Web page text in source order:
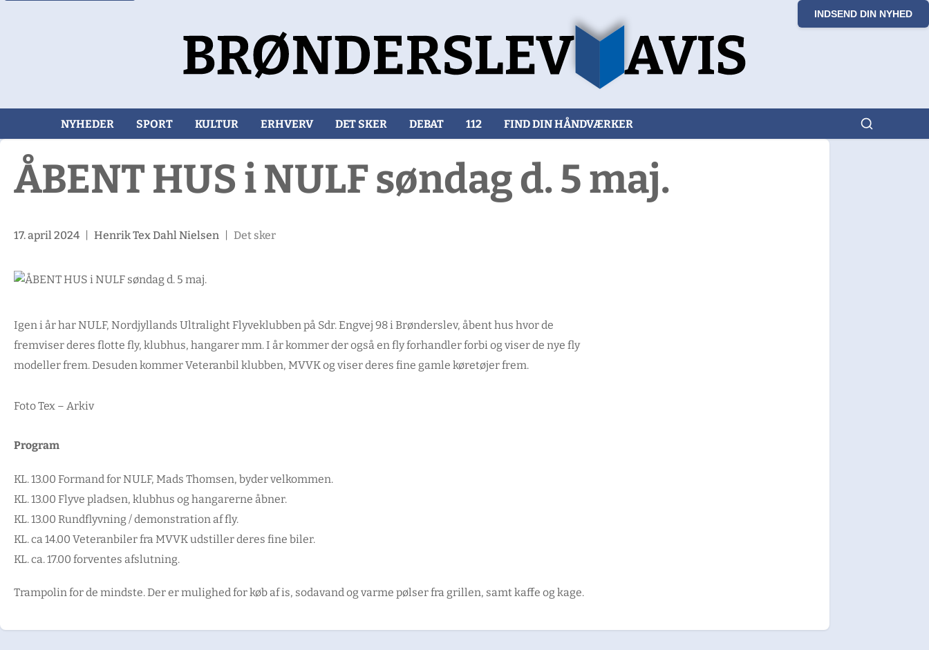
INDSEND DIN NYHED
NYHEDER SPORT KULTUR ERHVERV DET SKER DEBAT 112 FIND DIN HÅNDVÆRKER
ÅBENT HUS i NULF søndag d. 5 maj.
17. april 2024| Henrik Tex Dahl Nielsen| Det sker
Igen i år har NULF, Nordjyllands Ultralight Flyveklubben på Sdr. Engvej 98 i Brønderslev, åbent hus hvor de
fremviser deres flotte fly, klubhus, hangarer mm. I år kommer der også en fly forhandler forbi og viser de nye fly
modeller frem. Desuden kommer Veteranbil klubben, MVVK og viser deres fine gamle køretøjer frem.
Foto Tex – Arkiv
Program
KL. 13.00 Formand for NULF, Mads Thomsen, byder velkommen.
KL. 13.00 Flyve pladsen, klubhus og hangarerne åbner.
KL. 13.00 Rundflyvning / demonstration af fly.
KL. ca 14.00 Veteranbiler fra MVVK udstiller deres fine biler.
KL. ca. 17.00 forventes afslutning.
Trampolin for de mindste. Der er mulighed for køb af is, sodavand og varme pølser fra grillen, samt kaffe og kage.